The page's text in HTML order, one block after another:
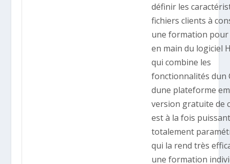
définir les
fichiers clients à
une formation pour
en main du logiciel
qui combine les
fonctionnalités dun
dune plateforme
version gratuite de
est à la fois
totalement
qui la rend très
une formation